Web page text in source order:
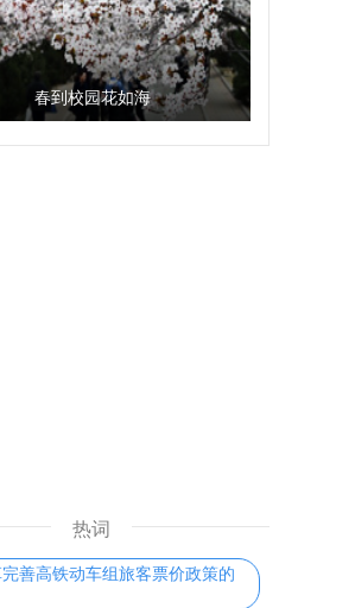
春到校园花如海
热词
善高铁动车组旅客票价政策的